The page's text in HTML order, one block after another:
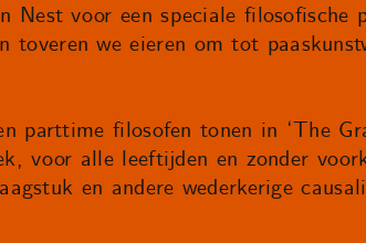
voor een speciale filosofische
toveren we eieren om tot
parttime filosofen tonen in ‘The
voor alle leeftijden en zonder
en andere wederkerige